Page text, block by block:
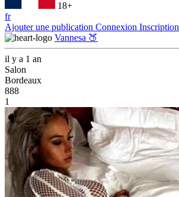
18+
fr
Ajouter une publication Connexion Inscription
Vannesa 🍑
il y a 1 an
Salon
Bordeaux
888
1